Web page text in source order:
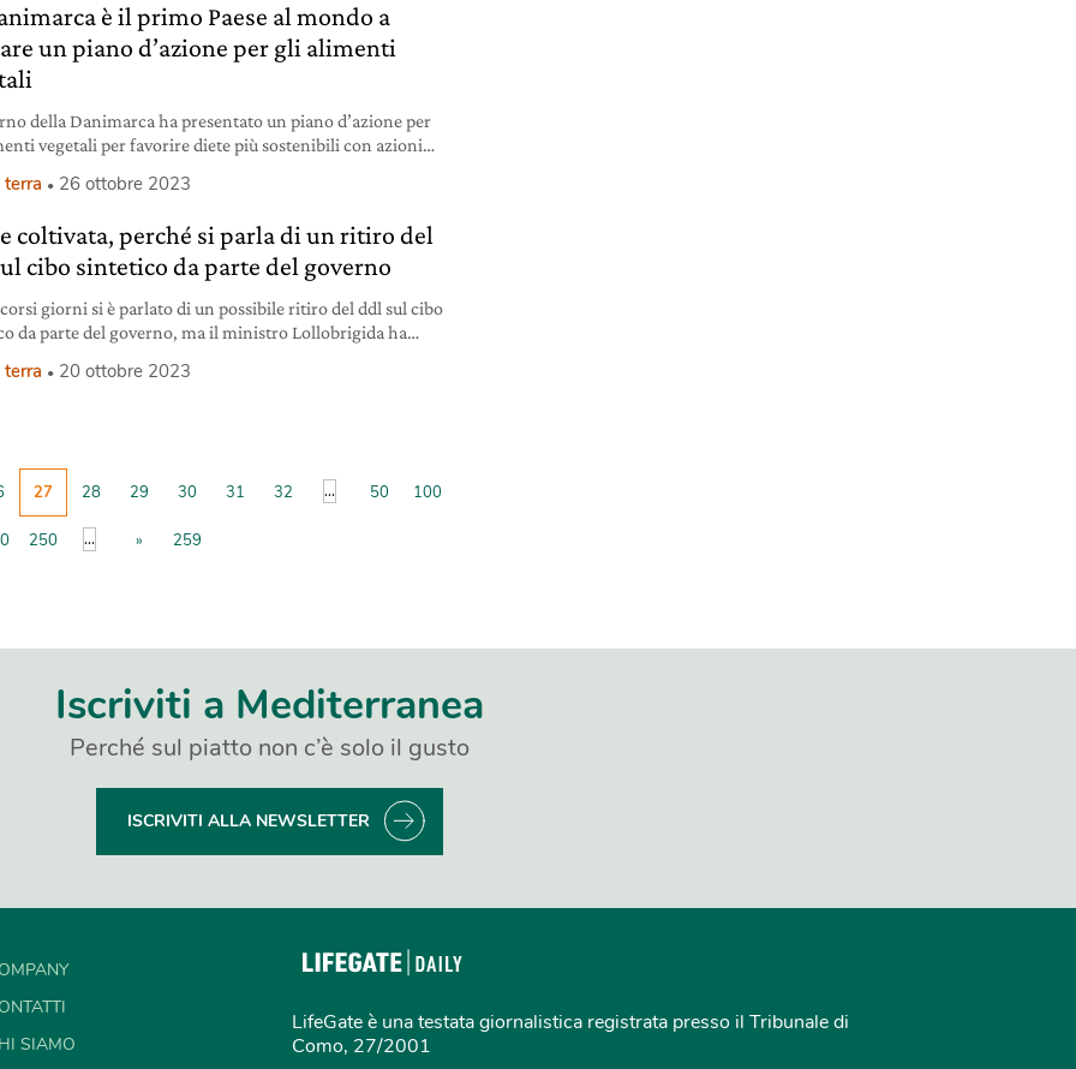
è il primo Paese al mondo a
un piano d’azione per gli alimenti
della Danimarca ha presentato un piano d’azione per
vegetali per favorire diete più sostenibili con azioni
terra 26 ottobre 2023
coltivata, perché si parla di un ritiro del
cibo sintetico da parte del governo
giorni si è parlato di un possibile ritiro del ddl sul cibo
da parte del governo, ma il ministro Lollobrigida ha
terra 20 ottobre 2023
27 28 29 30 31 32 ... 50 100
250 ... » 259
Iscriviti a Mediterranea
Perché sul piatto non c’è solo il gusto
ISCRIVITI ALLA NEWSLETTER
SIAMO
LifeGate è una testata giornalistica registrata presso il Tribunale di
Como, 27/2001